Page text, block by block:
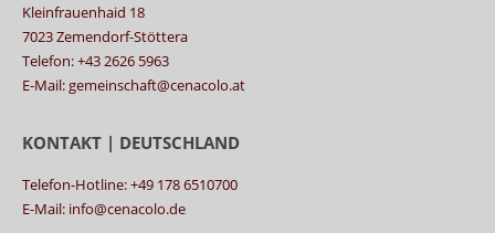
Kleinfrauenhaid 18
7023 Zemendorf-Stöttera
Telefon: +43 2626 5963
E-Mail: gemeinschaft@cenacolo.at
KONTAKT | DEUTSCHLAND
Telefon-Hotline: +49 178 6510700
E-Mail: info@cenacolo.de